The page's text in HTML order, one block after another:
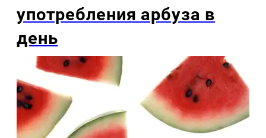
употребления арбуза в
день